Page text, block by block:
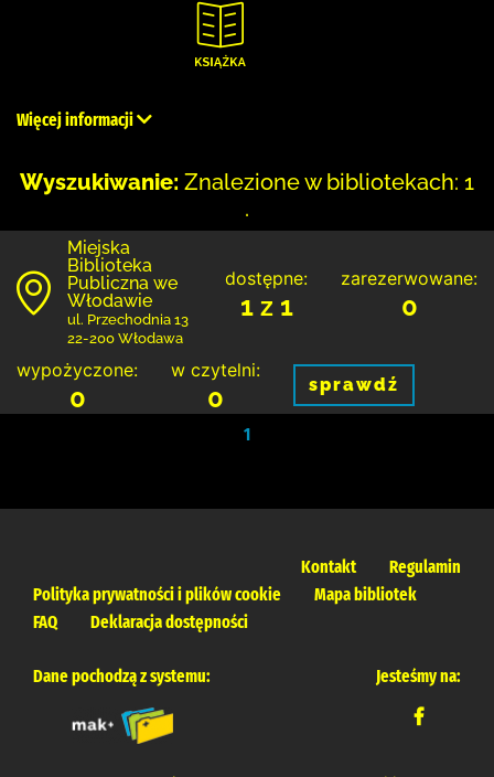
Więcej informacji
Wyszukiwanie: Znalezione w bibliotekach: 1
.
Miejska
Biblioteka
Publiczna we
Włodawie
ul. Przechodnia 13
22-200 Włodawa
dostępne:
1 z 1
zarezerwowane:
0
wypożyczone:
0
w czytelni:
0 sprawdź
1
Kontakt
Regulamin
Polityka prywatności i plików cookie
Mapa bibliotek
FAQ
Deklaracja dostępności
Dane pochodzą z systemu: Jesteśmy na: